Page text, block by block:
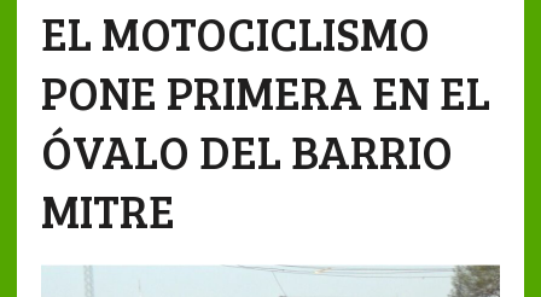
EL MOTOCICLISMO
PONE PRIMERA EN EL
ÓVALO DEL BARRIO
MITRE